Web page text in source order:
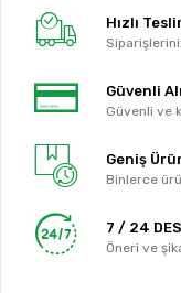
Hızlı
Güvenli
Güvenli ve
Geniş
Binlerce
7 / 24
Öneri ve